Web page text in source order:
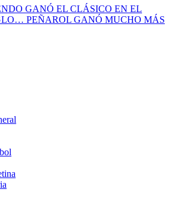
GANÓ EL CLÁSICO EN EL
PEÑAROL GANÓ MUCHO MÁS